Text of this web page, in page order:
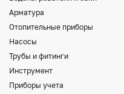
Арматура
Отопительные приборы
Насосы
Трубы и фитинги
Инструмент
Приборы учета